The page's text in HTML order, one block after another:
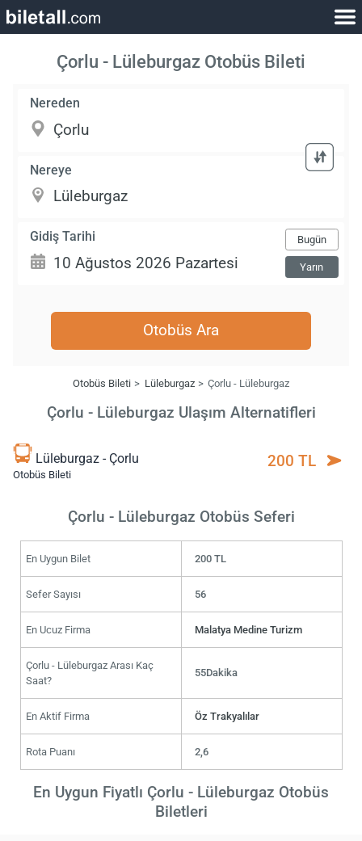
Çorlu - Lüleburgaz Otobüs Bileti
Nereden
Nereye
Gidiş Tarihi Bugün
Yarın
Otobüs Ara
Otobüs Bileti Lüleburgaz Çorlu - Lüleburgaz
Çorlu - Lüleburgaz Ulaşım Alternatifleri
Lüleburgaz - Çorlu
Otobüs Bileti
200 TL
Çorlu - Lüleburgaz Otobüs Seferi
En Uygun Bilet 200 TL
Sefer Sayısı 56
En Ucuz Firma Malatya Medine Turizm
Çorlu - Lüleburgaz Arası Kaç
Saat?
55Dakika
En Aktif Firma Öz Trakyalılar
Rota Puanı 2,6
En Uygun Fiyatlı Çorlu - Lüleburgaz Otobüs
Biletleri